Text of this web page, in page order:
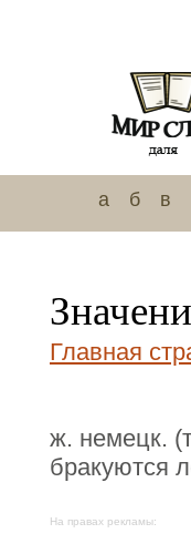
а б в
Главная
ж. немецк.
бракуются
На правах рекламы: